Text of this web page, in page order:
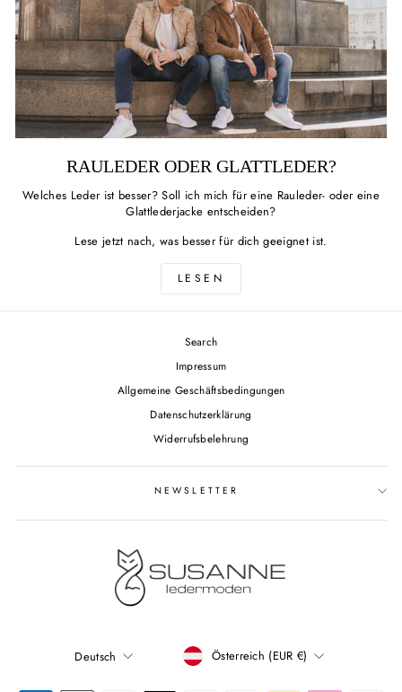
RAULEDER ODER GLATTLEDER?
Welches Leder ist besser? Soll ich mich für eine Rauleder- oder eine
Glattlederjacke entscheiden?
Lese jetzt nach, was besser für dich geeignet ist.
LESEN
Search
Impressum
Allgemeine Geschäftsbedingungen
Datenschutzerklärung
Widerrufsbelehrung
NEWSLETTER
SPRACHE
Deutsch WÄHRUNG
Österreich (EUR €)